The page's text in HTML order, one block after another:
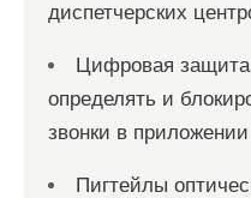
диспетчерских
Цифровая защита
определять и
звонки в приложении
Пигтейлы